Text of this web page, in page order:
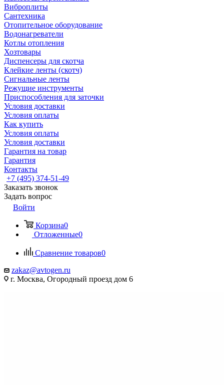
Виброплиты
Сантехника
Отопительное оборудование
Водонагреватели
Котлы отопления
Хозтовары
Диспенсеры для скотча
Клейкие ленты (скотч)
Сигнальные ленты
Режущие инструменты
Приспособления для заточки
Условия доставки
Условия оплаты
Как купить
Условия оплаты
Условия доставки
Гарантия на товар
Гарантия
Контакты
+7 (495) 374-51-49
Заказать звонок
Задать вопрос
Войти
Корзина0
Отложенные0
Сравнение товаров0
zakaz@avtogen.ru
г. Москва, Огородный проезд дом 6